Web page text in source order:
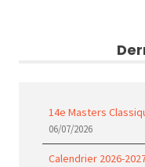
14e Masters
06/07/2026
Calendrier 2026-